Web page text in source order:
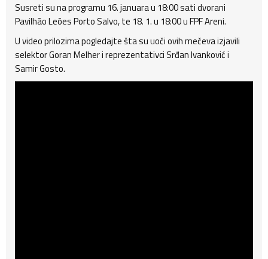
Susreti su na programu 16. januara u 18:00 sati dvorani
Pavilhão Leões Porto Salvo, te 18. 1. u 18:00 u FPF Areni.
U video prilozima pogledajte šta su uoči ovih mečeva izjavili
selektor Goran Melher i reprezentativci Srđan Ivanković i
Samir Gosto.